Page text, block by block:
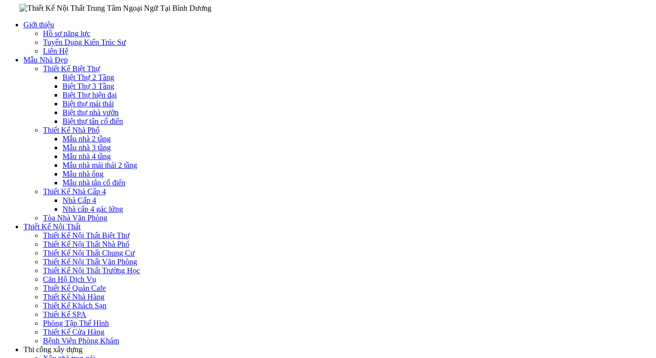
Giới thiệu
Hồ sơ năng lực
Tuyển Dụng Kiến Trúc Sư
Liên Hệ
Mẫu Nhà Đẹp
Thiết Kế Biệt Thự
Biệt Thự 2 Tầng
Biệt Thự 3 Tầng
Biệt Thự hiện đại
Biệt thự mái thái
Biệt thự nhà vườn
Biệt thự tân cổ điển
Thiết Kế Nhà Phố
Mẫu nhà 2 tầng
Mẫu nhà 3 tầng
Mẫu nhà 4 tầng
Mẫu nhà mái thái 2 tầng
Mẫu nhà ống
Mẫu nhà tân cổ điển
Thiết Kế Nhà Cấp 4
Nhà Cấp 4
Nhà cấp 4 gác lửng
Tòa Nhà Văn Phòng
Thiết Kế Nội Thất
Thiết Kế Nội Thất Biệt Thự
Thiết Kế Nội Thất Nhà Phố
Thiết Kế Nội Thất Chung Cư
Thiết Kế Nội Thất Văn Phòng
Thiết Kế Nội Thất Trường Học
Căn Hộ Dịch Vụ
Thiết Kế Quán Cafe
Thiết Kế Nhà Hàng
Thiết Kế Khách Sạn
Thiết Kế SPA
Phòng Tập Thể Hình
Thiết Kế Cửa Hàng
Bệnh Viện Phòng Khám
Thi công xây dựng